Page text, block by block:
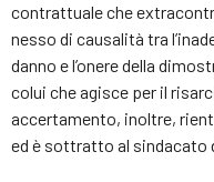
contrattuale che
nesso di causalità tra
danno e l’onere della
colui che agisce per il
accertamento, inoltre,
ed è sottratto al sindacato